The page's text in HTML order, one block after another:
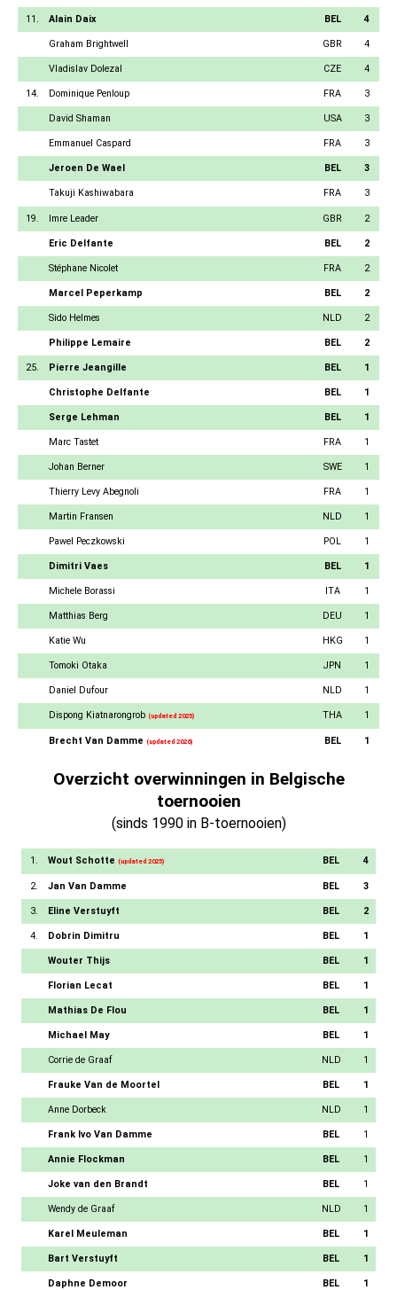
11. Alain Daix BEL 4
Graham Brightwell GBR 4
Vladislav Dolezal CZE 4
14. Dominique Penloup FRA 3
David Shaman USA 3
Emmanuel Caspard FRA 3
Jeroen De Wael BEL 3
Takuji Kashiwabara FRA 3
19. Imre Leader GBR 2
Eric Delfante BEL 2
Stéphane Nicolet FRA 2
Marcel Peperkamp BEL 2
Sido Helmes NLD 2
Philippe Lemaire BEL 2
25. Pierre Jeangille BEL 1
Christophe Delfante BEL 1
Serge Lehman BEL 1
Marc Tastet FRA 1
Johan Berner SWE 1
Thierry Levy Abegnoli FRA 1
Martin Fransen NLD 1
Pawel Peczkowski POL 1
Dimitri Vaes BEL 1
Michele Borassi ITA 1
Matthias Berg DEU 1
Katie Wu HKG 1
Tomoki Otaka JPN 1
Daniel Dufour NLD 1
Dispong Kiatnarongrob (updated 2025) THA 1
Brecht Van Damme (updated 2026) BEL 1
Overzicht overwinningen in Belgische
toernooien
(sinds 1990 in B-toernooien)
1. Wout Schotte (updated 2025) BEL 4
2. Jan Van Damme BEL 3
3. Eline Verstuyft BEL 2
4. Dobrin Dimitru BEL 1
Wouter Thijs BEL 1
Florian Lecat BEL 1
Mathias De Flou BEL 1
Michael May BEL 1
Corrie de Graaf NLD 1
Frauke Van de Moortel BEL 1
Anne Dorbeck NLD 1
Frank Ivo Van Damme BEL 1
Annie Flockman BEL 1
Joke van den Brandt BEL 1
Wendy de Graaf NLD 1
Karel Meuleman BEL 1
Bart Verstuyft BEL 1
Daphne Demoor BEL 1